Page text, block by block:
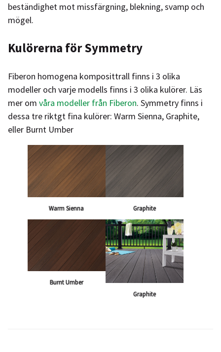
beständighet mot missfärgning, blekning, svamp och
mögel.
Kulörerna för Symmetry
Fiberon homogena komposittrall finns i 3 olika
modeller och varje modells finns i 3 olika kulörer. Läs
mer om våra modeller från Fiberon. Symmetry finns i
dessa tre riktgt fina kulörer: Warm Sienna, Graphite,
eller Burnt Umber
Warm Sienna Graphite
Burnt Umber
Graphite